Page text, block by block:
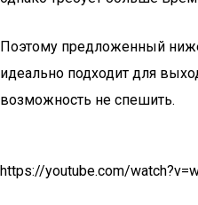
Поэтому предложенный
идеально подходит для
возможность не спешить.
https://youtube.com/